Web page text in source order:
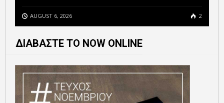
AUGUST 6, 2026 2
ΔΙΑΒΑΣΤΕ ΤΟ NOW ONLINE